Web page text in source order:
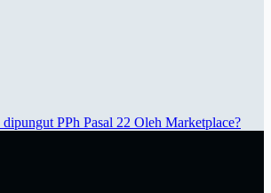
PPh Pasal 22 Oleh Marketplace?